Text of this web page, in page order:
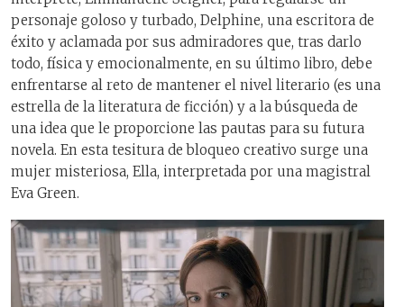
personaje goloso y turbado, Delphine, una escritora de
éxito y aclamada por sus admiradores que, tras darlo
todo, física y emocionalmente, en su último libro, debe
enfrentarse al reto de mantener el nivel literario (es una
estrella de la literatura de ficción) y a la búsqueda de
una idea que le proporcione las pautas para su futura
novela. En esta tesitura de bloqueo creativo surge una
mujer misteriosa, Ella, interpretada por una magistral
Eva Green.